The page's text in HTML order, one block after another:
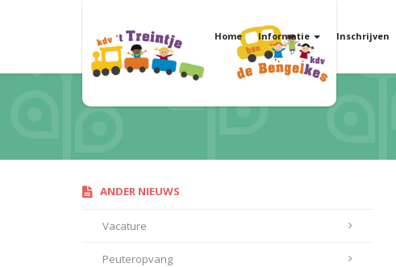
Home Informatie Inschrijven
ANDER NIEUWS
Vacature
Peuteropvang